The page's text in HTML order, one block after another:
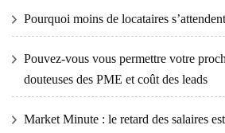
Pourquoi moins de locataires
Pouvez-vous vous permettre votre
douteuses des PME et coût des leads
Market Minute : le retard des salaires